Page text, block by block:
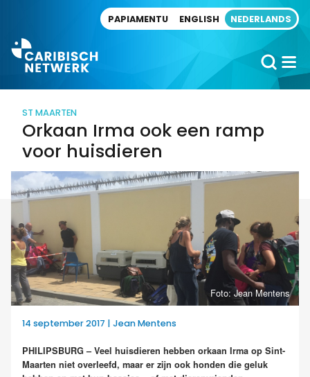
PAPIAMENTU ENGLISH NEDERLANDS
ST MAARTEN
Orkaan Irma ook een ramp
voor huisdieren
Foto: Jean Mentens
14 september 2017 | Jean Mentens
PHILIPSBURG – Veel huisdieren hebben orkaan Irma op Sint-
Maarten niet overleefd, maar er zijn ook honden die geluk